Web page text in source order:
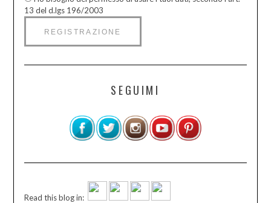
13 del d.lgs 196/2003
SEGUIMI
Read this blog in: